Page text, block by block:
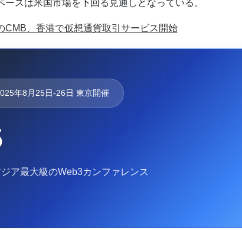
スは米国市場を下回る見通しとなっている。
CMB、香港で仮想通貨取引サービス開始
年8月25日-26日 東京開催
ア最大級のWeb3カンファレンス